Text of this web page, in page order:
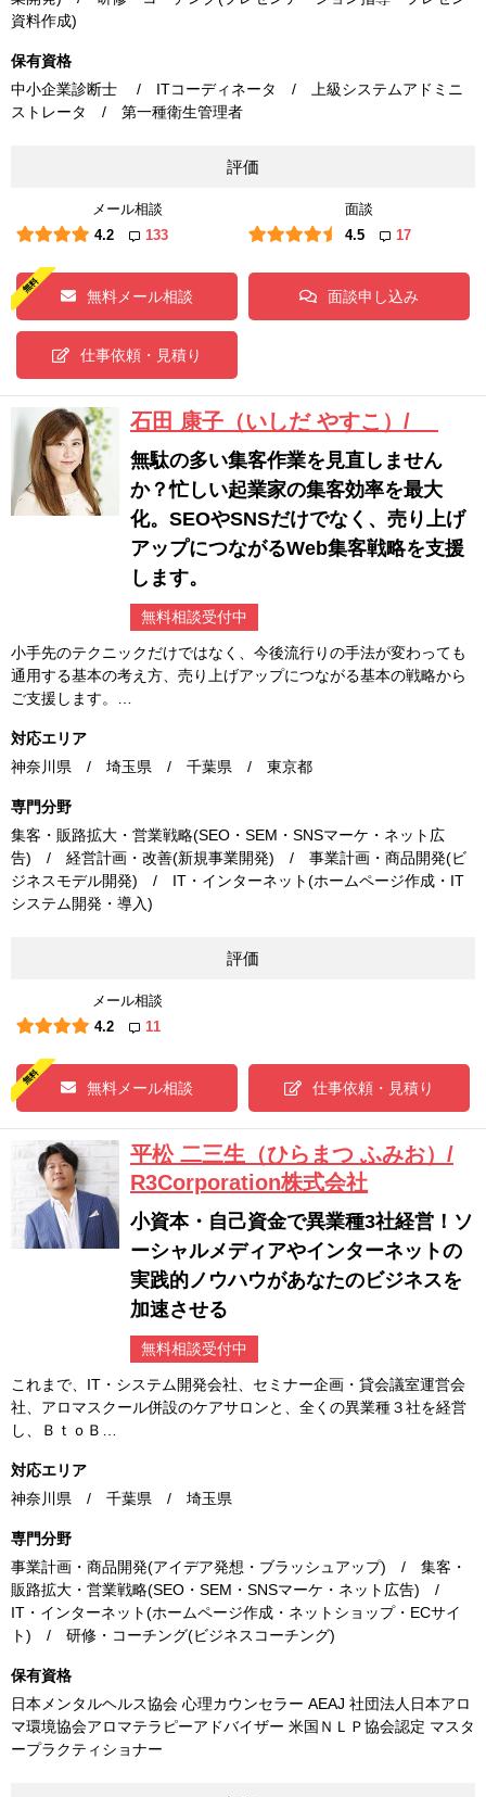
資料作成)
保有資格
中小企業診断士 / ITコーディネータ / 上級システムアドミニ
ストレータ / 第一種衛生管理者
評価
メール相談
4.2
133
面談
4.5
17
無料メール相談 面談申し込み
仕事依頼・見積り
石田 康子（いしだ やすこ）/
無駄の多い集客作業を見直しません
か？忙しい起業家の集客効率を最大
化。SEOやSNSだけでなく、売り上げ
アップにつながるWeb集客戦略を支援
します。
無料相談受付中
小手先のテクニックだけではなく、今後流行りの手法が変わっても
通用する基本の考え方、売り上げアップにつながる基本の戦略から
ご支援します。…
対応エリア
神奈川県 / 埼玉県 / 千葉県 / 東京都
専門分野
集客・販路拡大・営業戦略(SEO・SEM・SNSマーケ・ネット広
告) / 経営計画・改善(新規事業開発) / 事業計画・商品開発(ビ
ジネスモデル開発) / IT・インターネット(ホームページ作成・IT
システム開発・導入)
評価
メール相談
4.2
11
無料メール相談 仕事依頼・見積り
平松 二三生（ひらまつ ふみお）/
R3Corporation株式会社
小資本・自己資金で異業種3社経営！ソ
ーシャルメディアやインターネットの
実践的ノウハウがあなたのビジネスを
加速させる
無料相談受付中
これまで、IT・システム開発会社、セミナー企画・貸会議室運営会
社、アロマスクール併設のケアサロンと、全くの異業種３社を経営
し、ＢｔｏＢ…
対応エリア
神奈川県 / 千葉県 / 埼玉県
専門分野
事業計画・商品開発(アイデア発想・ブラッシュアップ) / 集客・
販路拡大・営業戦略(SEO・SEM・SNSマーケ・ネット広告) /
IT・インターネット(ホームページ作成・ネットショップ・ECサイ
ト) / 研修・コーチング(ビジネスコーチング)
保有資格
日本メンタルヘルス協会 心理カウンセラー AEAJ 社団法人日本アロ
マ環境協会アロマテラピーアドバイザー 米国ＮＬＰ協会認定 マスタ
ープラクティショナー